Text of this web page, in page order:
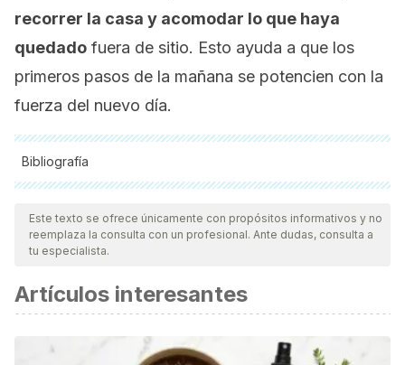
recorrer la casa y acomodar lo que haya
quedado fuera de sitio. Esto ayuda a que los
primeros pasos de la mañana se potencien con la
fuerza del nuevo día.
Bibliografía
Todas las fuentes citadas fueron revisadas a profundidad por
nuestro equipo, para asegurar su calidad, confiabilidad,
vigencia y validez.La bibliografía de este artículo fue
científica.
Avilés Hernández, M. (2013). Origen del concepto de
«monoparentalidad». Un ejercicio de contextualización
Este texto se ofrece únicamente con propósitos informativos y no
reemplaza la consulta con un profesional. Ante dudas, consulta a
tu especialista.
Artículos interesantes